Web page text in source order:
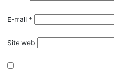
E-mail *
Site web